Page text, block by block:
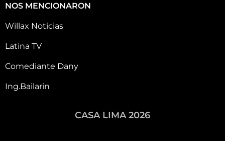
NOS MENCIONARON
Willax Noticias
Latina TV
Comediante Dany
Ing.Bailarin
CASA LIMA 2026